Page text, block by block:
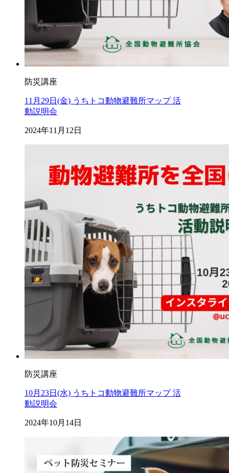
防災講座
11月29日(金) うちトコ動物避難所マップ 活
動説明会
2024年11月12日
防災講座
10月23日(水) うちトコ動物避難所マップ 活
動説明会
2024年10月14日